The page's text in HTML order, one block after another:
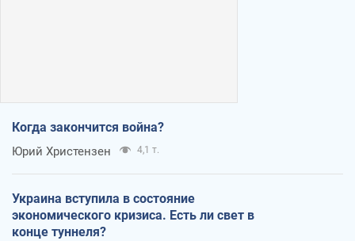
Когда закончится война?
Юрий Христензен 4,1 т.
Украина вступила в состояние
экономического кризиса. Есть ли свет в
конце туннеля?